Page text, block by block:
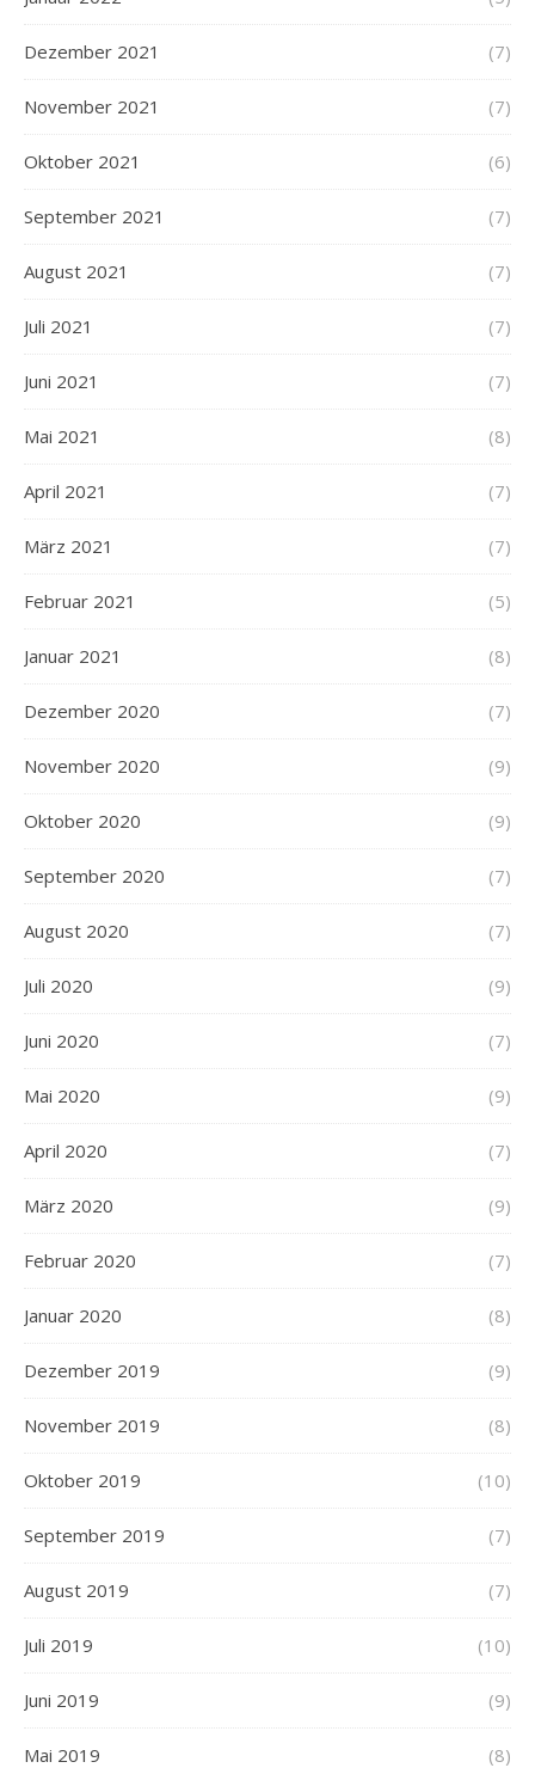
Dezember 2021 (7)
November 2021 (7)
Oktober 2021 (6)
September 2021 (7)
August 2021 (7)
Juli 2021 (7)
Juni 2021 (7)
Mai 2021 (8)
April 2021 (7)
März 2021 (7)
Februar 2021 (5)
Januar 2021 (8)
Dezember 2020 (7)
November 2020 (9)
Oktober 2020 (9)
September 2020 (7)
August 2020 (7)
Juli 2020 (9)
Juni 2020 (7)
Mai 2020 (9)
April 2020 (7)
März 2020 (9)
Februar 2020 (7)
Januar 2020 (8)
Dezember 2019 (9)
November 2019 (8)
Oktober 2019 (10)
September 2019 (7)
August 2019 (7)
Juli 2019 (10)
Juni 2019 (9)
Mai 2019 (8)